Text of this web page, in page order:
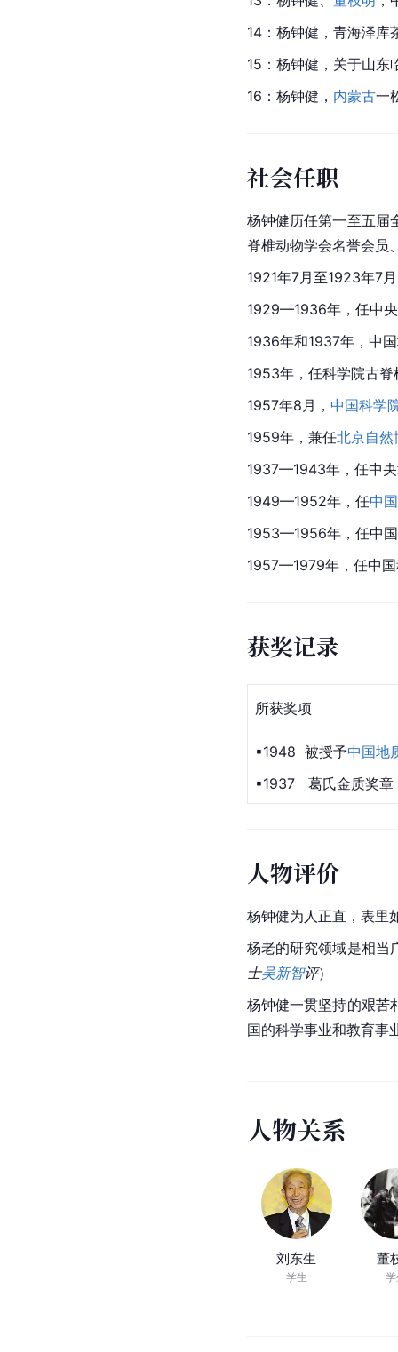
14：杨钟健，青海泽
15：杨钟健，关于山东
16：杨钟健， 内蒙古一
社会任职
杨钟健历任第一至五届
脊椎动物学会名誉会员
1921年7月至1923年7
1929—1936年，任中
1936年和1937年，中
1953年，任科学院古
1957年8月， 中国科学
1959年，兼任北京自然
1937—1943年，任中央
1949—1952年，任中
1953—1956年，任中
1957—1979年，任中
获奖记录
所获奖项
▪1948  被授予中国地
▪1937   葛氏金质奖
人物评价
杨钟健为人正直，表里
杨老的研究领域是相当
士吴新智评）
杨钟健一贯坚持的艰苦
国的科学事业和教育事
人物关系
刘东生
学生
董